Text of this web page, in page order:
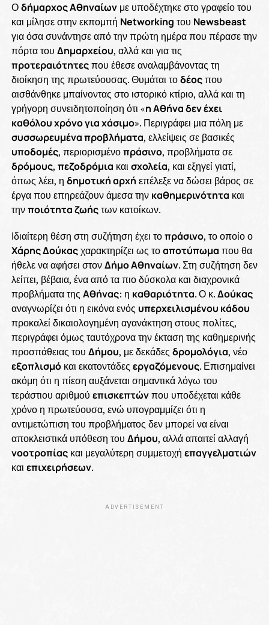
Οδήμαρχος Αθηναίωνμε υποδέχτηκε στο γραφείο του
και μίλησε στην εκπομπή Networking του Newsbeast
για όσα συνάντησε από την πρώτη ημέρα που πέρασε την
πόρτα του Δημαρχείου, αλλά και για τις
προτεραιότητεςπου έθεσε αναλαμβάνοντας τη
διοίκηση της πρωτεύουσας. Θυμάται τοδέοςπου
αισθάνθηκε μπαίνοντας στο ιστορικό κτίριο, αλλά και τη
γρήγορη συνειδητοποίηση ότι «η Αθήνα δεν έχει
καθόλου χρόνο για χάσιμο». Περιγράφει μια πόλη με
συσσωρευμένα προβλήματα, ελλείψεις σε βασικές
υποδομές, περιορισμένοπράσινο, προβλήματα σε
δρόμους, πεζοδρόμια και σχολεία, και εξηγεί γιατί,
όπως λέει, η δημοτική αρχή επέλεξε να δώσει βάρος σε
έργα που επηρεάζουν άμεσα την καθημερινότητα και
τηνποιότητα ζωήςτων κατοίκων.
Ιδιαίτερη θέση στη συζήτηση έχει τοπράσινο, το οποίο ο
Χάρης Δούκαςχαρακτηρίζει ως τοαποτύπωμα που θα
ήθελε να αφήσει στονΔήμο Αθηναίων. Στη συζήτηση δεν
λείπει, βέβαια, ένα από τα πιο δύσκολα και διαχρονικά
προβλήματα τηςΑθήνας: η καθαριότητα. Ο κ.Δούκας
αναγνωρίζει ότι η εικόνα ενός υπερχειλισμένου κάδου
προκαλεί δικαιολογημένη αγανάκτηση στους πολίτες,
περιγράφει όμως ταυτόχρονα την έκταση της καθημερινής
προσπάθειας του Δήμου, με δεκάδεςδρομολόγια, νέο
εξοπλισμόκαι εκατοντάδες εργαζόμενους. Επισημαίνει
ακόμη ότι η πίεση αυξάνεται σημαντικά λόγω του
τεράστιου αριθμού επισκεπτώνπου υποδέχεται κάθε
χρόνο η πρωτεύουσα, ενώ υπογραμμίζει ότι η
αντιμετώπιση του προβλήματος δεν μπορεί να είναι
αποκλειστικά υπόθεση του Δήμου, αλλά απαιτεί αλλαγή
νοοτροπίαςκαι μεγαλύτερη συμμετοχή επαγγελματιών
και επιχειρήσεων.
ADVERTISEMENT